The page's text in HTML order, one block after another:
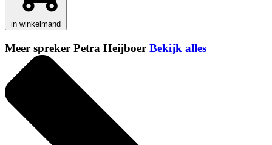
in winkelmand
Meer spreker Petra Heijboer Bekijk alles